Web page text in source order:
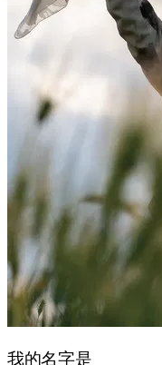
我的名字是